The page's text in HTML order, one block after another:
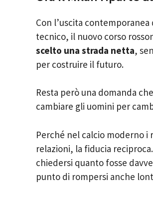
Con l’uscita
tecnico, il nuovo corso
scelto una strada netta,
per costruire il futuro.
Resta però una domanda
cambiare gli uomini per
Perché nel calcio moderno
relazioni, la fiducia
chiedersi quanto fosse
punto di rompersi anche